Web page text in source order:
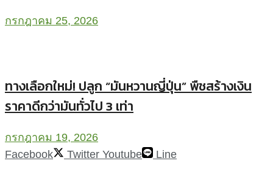
กรกฎาคม 25, 2026
ทางเลือกใหม่! ปลูก “มันหวานญี่ปุ่น” พืชสร้างเงิน
ราคาดีกว่ามันทั่วไป 3 เท่า
กรกฎาคม 19, 2026
Facebook
Twitter Youtube Line